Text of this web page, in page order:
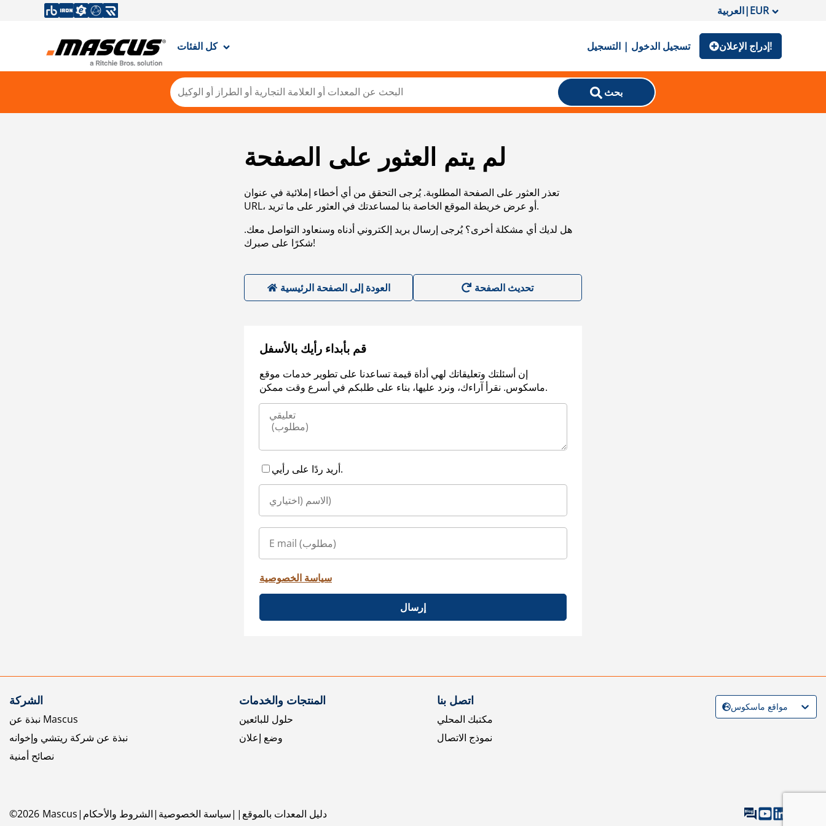
العربية|EUR
كل الفئات تسجيل الدخول | التسجيل إدراج الإعلان!
بحث
لم يتم العثور على الصفحة
تعذر العثور على الصفحة المطلوبة. يُرجى التحقق من أي أخطاء إملائية في عنوان
URL، أو عرض خريطة الموقع الخاصة بنا لمساعدتك في العثور على ما تريد.
هل لديك أي مشكلة أخرى؟ يُرجى إرسال بريد إلكتروني أدناه وسنعاود التواصل معك.
شكرًا على صبرك!
العودة إلى الصفحة الرئيسية
قم بأبداء رأيك بالأسفل
إن أسئلتك وتعليقاتك لهي أداة قيمة تساعدنا على تطوير خدمات موقع
ماسكوس. نقرأ آراءك، ونرد عليها، بناء على طلبكم في أسرع وقت ممكن.
أريد ردًا على رأيي.
سياسة الخصوصية
إرسال
الشركة
نبذة عن Mascus
نبذة عن شركة ريتشي وإخوانه
نصائح أمنية
المنتجات والخدمات
حلول للبائعين
وضع إعلان
اتصل بنا
مكتبك المحلي
نموذج الاتصال
©2026 Mascus الشروط والأحكام سياسة الخصوصية دليل المعدات بالموقع
مواقع ماسكوس